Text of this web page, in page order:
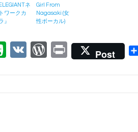
ネ
ワークカ
』
Girl From
Nagasaki (女
性ボーカル)
Evernote
VK WordPress
PrintPost